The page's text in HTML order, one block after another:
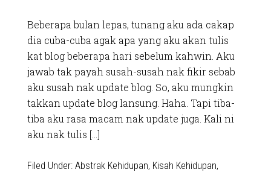
Beberapa bulan lepas, tunang aku ada cakap
dia cuba-cuba agak apa yang aku akan tulis
kat blog beberapa hari sebelum kahwin. Aku
jawab tak payah susah-susah nak fikir sebab
aku susah nak update blog. So, aku mungkin
takkan update blog lansung. Haha. Tapi tiba-
tiba aku rasa macam nak update juga. Kali ni
aku nak tulis […]
Filed Under: Abstrak Kehidupan, Kisah Kehidupan,